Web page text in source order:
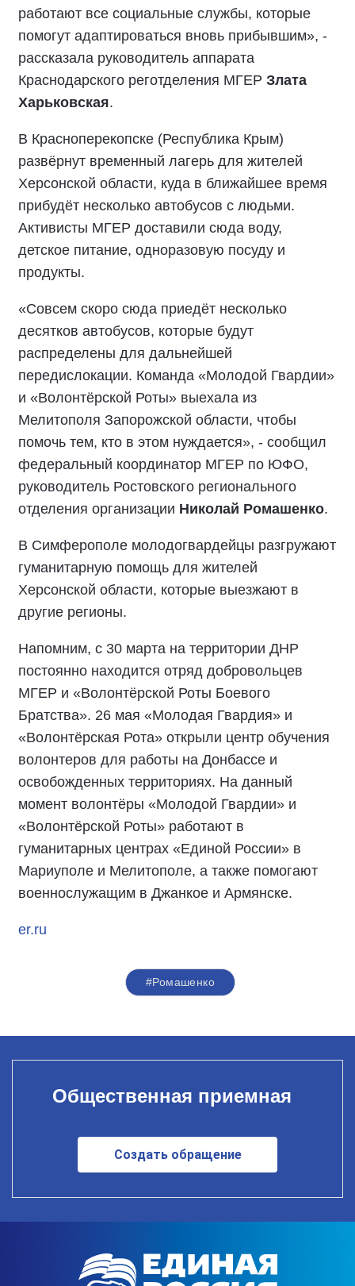
работают все социальные службы, которые
помогут адаптироваться вновь прибывшим», -
рассказала руководитель аппарата
Краснодарского реготделения МГЕР Злата
Харьковская.
В Красноперекопске (Республика Крым)
развёрнут временный лагерь для жителей
Херсонской области, куда в ближайшее время
прибудёт несколько автобусов с людьми.
Активисты МГЕР доставили сюда воду,
детское питание, одноразовую посуду и
продукты.
«Совсем скоро сюда приедёт несколько
десятков автобусов, которые будут
распределены для дальнейшей
передислокации. Команда «Молодой Гвардии»
и «Волонтёрской Роты» выехала из
Мелитополя Запорожской области, чтобы
помочь тем, кто в этом нуждается», - сообщил
федеральный координатор МГЕР по ЮФО,
руководитель Ростовского регионального
отделения организации Николай Ромашенко.
В Симферополе молодогвардейцы разгружают
гуманитарную помощь для жителей
Херсонской области, которые выезжают в
другие регионы.
Напомним, с 30 марта на территории ДНР
постоянно находится отряд добровольцев
МГЕР и «Волонтёрской Роты Боевого
Братства». 26 мая «Молодая Гвардия» и
«Волонтёрская Рота» открыли центр обучения
волонтеров для работы на Донбассе и
освобожденных территориях. На данный
момент волонтёры «Молодой Гвардии» и
«Волонтёрской Роты» работают в
гуманитарных центрах «Единой России» в
Мариуполе и Мелитополе, а также помогают
военнослужащим в Джанкое и Армянске.
er.ru
#Ромашенко
Общественная приемная
Создать обращение